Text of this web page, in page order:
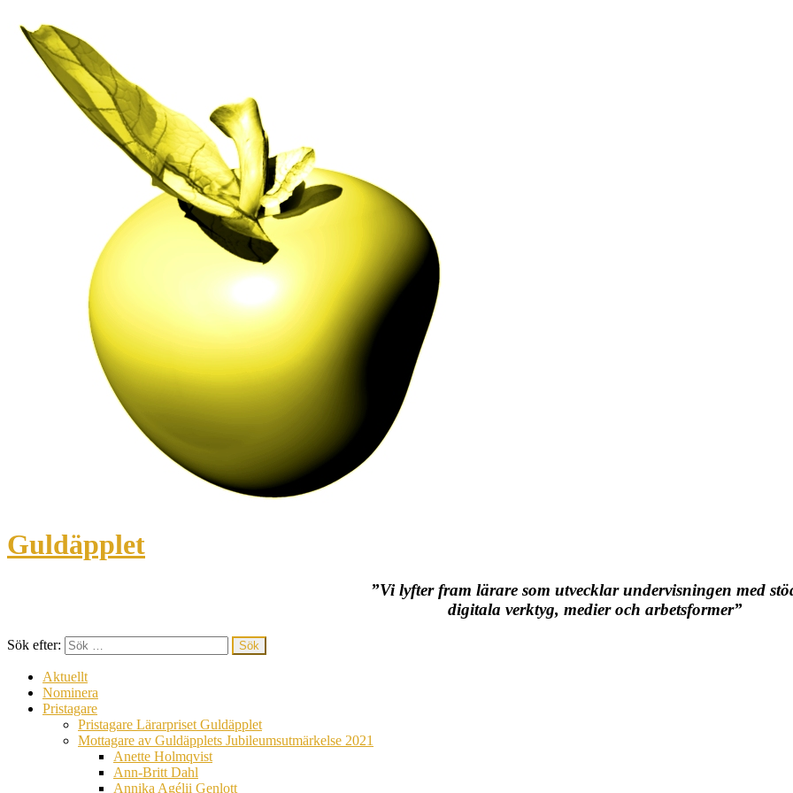
Guldäpplet
”Vi lyfter fram lärare som utvecklar undervisningen med
digitala verktyg, medier och arbetsformer”
Sök efter:
Aktuellt
Nominera
Pristagare
Pristagare Lärarpriset Guldäpplet
Mottagare av Guldäpplets Jubileumsutmärkelse 2021
Anette Holmqvist
Ann-Britt Dahl
Annika Agélii Genlott